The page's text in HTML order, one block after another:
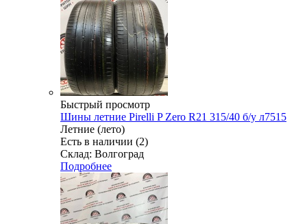
Быстрый просмотр
Шины летние Pirelli P Zero R21 315/40 б/у л7515
Летние (лето)
Есть в наличии (2)
Склад: Волгоград
Подробнее